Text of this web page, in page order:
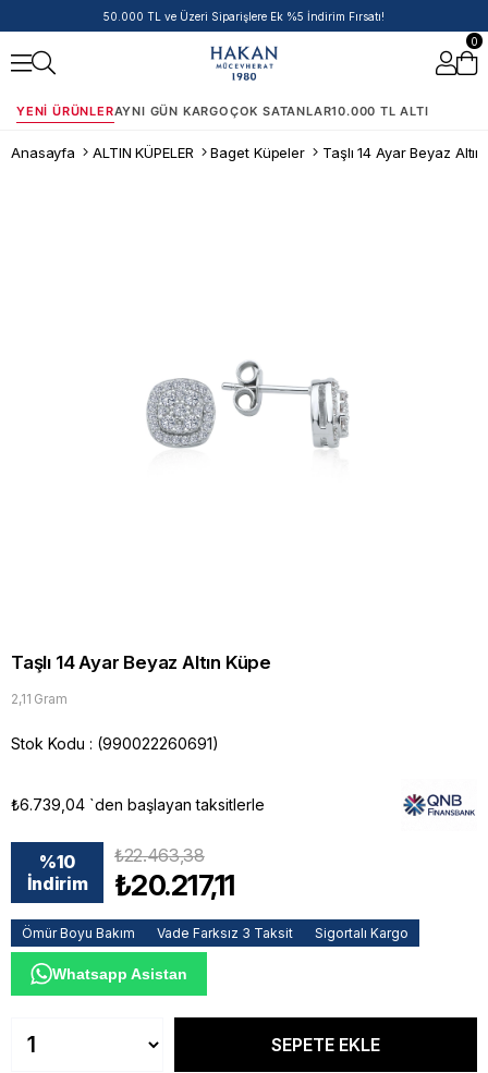
50.000 TL ve Üzeri Siparişlere Ek %5 İndirim Fırsatı!
0
YENI ÜRÜNLERAYNI GÜN KARGOÇOK SATANLAR10.000 TL ALTI
Anasayfa ALTIN KÜPELER Baget Küpeler Taşlı 14 Ayar Beyaz
Taşlı 14 Ayar Beyaz Altın Küpe
2,11 Gram
Stok Kodu (990022260691)
₺6.739,04 `den başlayan taksitlerle
%10
İndirim
₺22.463,38
₺20.217,11
Ömür Boyu Bakım Vade Farksız 3 Taksit Sigortalı Kargo
Whatsapp Asistan